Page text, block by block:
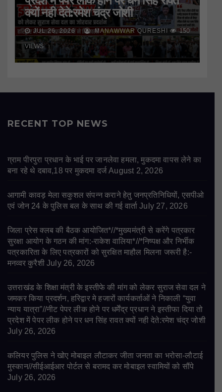
क्यों नही देते:रमेश चंद्र जोशी
JUL 26, 2026 MANAWWAR QURESHI 150
VIEWS
RECENT TOP NEWS
ग्राम पीरपुरा प्रधान के भाई पर जानलेवा हमला, मुकदमा वापस लेने का
बना रहे थे दबाव,18 पर मुकदमा दर्ज August 2, 2026
आगामी कावड़ मेला सकुशल संपन्न कराने हेतु जनप्रतिनिधियों, एसपीओ
एवं जोन 24 के पुलिस बल के साथ की गई वार्ता July 27, 2026
जिला प्रेस क्लब की बैठक आयोजित*//*मुख्यमंत्री से करेंगे पत्रकार
सुरक्षा आयोग के गठन की मांग:-राकेश वालिया*//*निष्पक्ष और निर्भीक
पत्रकारिता के लिए पत्रकारों को सुरक्षित माहौल मिलना जरूरी है:-
मनव्वर कुरैशी July 26, 2026
उत्तराखंड के शिक्षा मंत्री के इस्तीफे की मांग को लेकर सुराज सेवा दल ने
जमकर किया प्रदर्शन, हरिद्वार मे हजारों कार्यकर्ताओं ने निकाली “युवा
न्याय यात्रा”//नीट पेपर लीक होने पर धर्मेंद्र प्रधान ने इस्तीफा दिया तो
प्रदेश में पेपर लीक होने पर धन सिंह रावत क्यों नही देते:रमेश चंद्र जोशी
July 26, 2026
कलियर पुलिस ने खोए मोबाइल लौटाकर जीता जनता का भरोसा-लौटाई
मुस्कान//सीईआईआर पोर्टल से बरामद कर मोबाइल स्वामियों को सौंपे
July 26, 2026